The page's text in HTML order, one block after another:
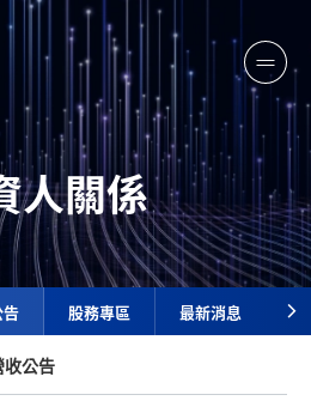
人關係
告 股務專區 最新消息
收公告